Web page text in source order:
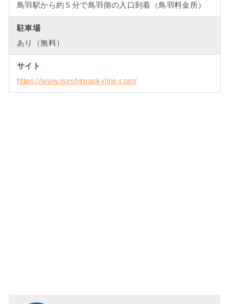
鳥羽駅から約５分で鳥羽側の入口到着（鳥羽料金所）
駐車場
あり（無料）
サイト
https://www.iseshimaskyline.com/